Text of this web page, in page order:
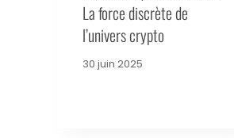
La force discrète de
l’univers crypto
30 juin 2025